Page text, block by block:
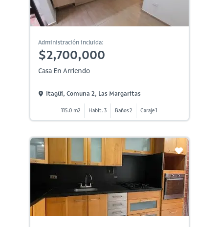
Administración incluida:
$2,700,000
Casa En Arriendo
Itagüí, Comuna 2, Las Margaritas
115.0 m2 Habit. 3 Baños 2 Garaje 1